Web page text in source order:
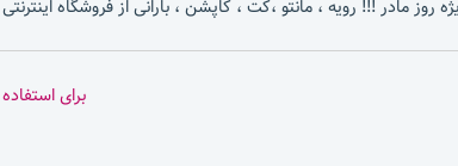
روز مادر !!! رویه ، مانتو ،کت ، کاپشن ، بارانی از فروشگاه
برای